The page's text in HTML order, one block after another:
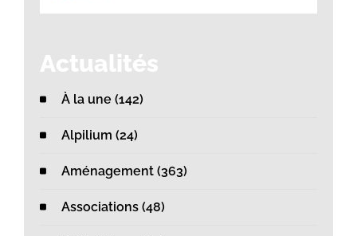
Actualités
À la une (142)
Alpilium (24)
Aménagement (363)
Associations (48)